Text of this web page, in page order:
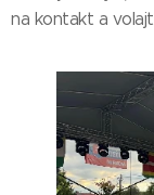
na kontakt a